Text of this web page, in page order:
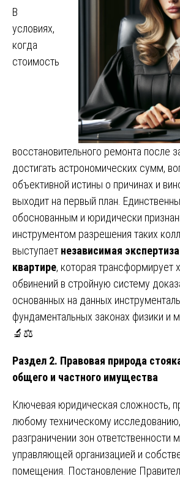
В
условиях,
когда
стоимость
восстановительного ремонта после
достигать астрономических сумм,
объективной истины о причинах и
выходит на первый план.
обоснованным и юридически
инструментом разрешения таких
выступает независимая
квартире, которая трансформирует
обвинений в стройную систему
основанных на данных
фундаментальных законах физики и
🔬⚖️
Раздел 2. Правовая природа
общего и частного имущества
Ключевая юридическая сложность,
любому техническому
разграничении зон ответственности
управляющей организацией и
помещения. Постановление